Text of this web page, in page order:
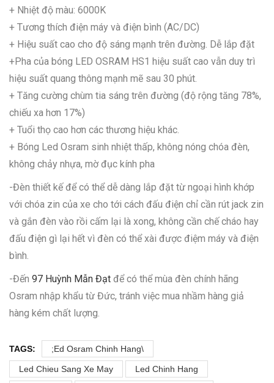
+ Nhiệt độ màu: 6000K
+ Tương thích điện máy và điện bình (AC/DC)
+ Hiệu suất cao cho độ sáng mạnh trên đường. Dễ lắp đặt
+Pha của bóng LED OSRAM HS1 hiệu suất cao vẫn duy trì
hiệu suất quang thông mạnh mẽ sau 30 phút.
+ Tăng cường chùm tia sáng trên đường (độ rộng tăng 78%,
chiếu xa hơn 17%)
+ Tuổi thọ cao hơn các thương hiệu khác.
+ Bóng Led Osram sinh nhiệt thấp, không nóng chóa đèn,
không chảy nhựa, mờ đục kính pha
-Đèn thiết kế để có thể dễ dàng lắp đặt từ ngoại hình khớp
với chóa zin của xe cho tới cách đấu điện chỉ cần rút jack zin
và gắn đèn vào rồi cấm lại là xong, không cần chế cháo hay
đấu điện gì lại hết vì đèn có thể xài được điệm máy và điện
bình.
-Đến 97 Huỳnh Mẫn Đạt để có thể mùa đèn chính hãng
Osram nhập khẩu từ Đức, tránh việc mua nhầm hàng giả
hàng kém chất lượng.
TAGS: ;ed Osram Chinh Hang\
Led Chieu Sang Xe May Led Chinh Hang